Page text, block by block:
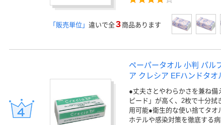
「販売単位」 違いで全3 商品あります
ペーパータオル 小判 パル
ア クレシア EFハンドタオ
●丈夫さとやわらかさを兼ね
ピード」が高く、2枚で十分
用可能●衛生的な使い捨てタ
ホテルや感染対策を徹底する